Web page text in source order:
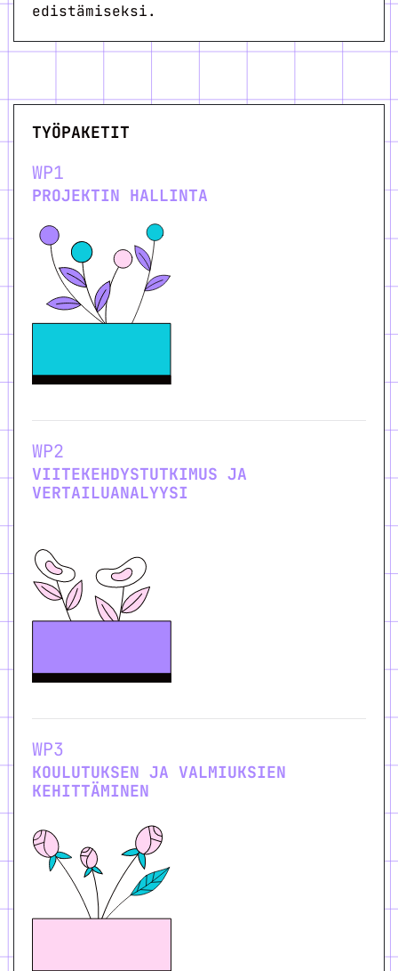
edistämiseksi.
TYÖPAKETIT
WP1
PROJEKTIN HALLINTA
WP2
VIITEKEHDYSTUTKIMUS JA
VERTAILUANALYYSI
WP3
KOULUTUKSEN JA VALMIUKSIEN
KEHITTÄMINEN